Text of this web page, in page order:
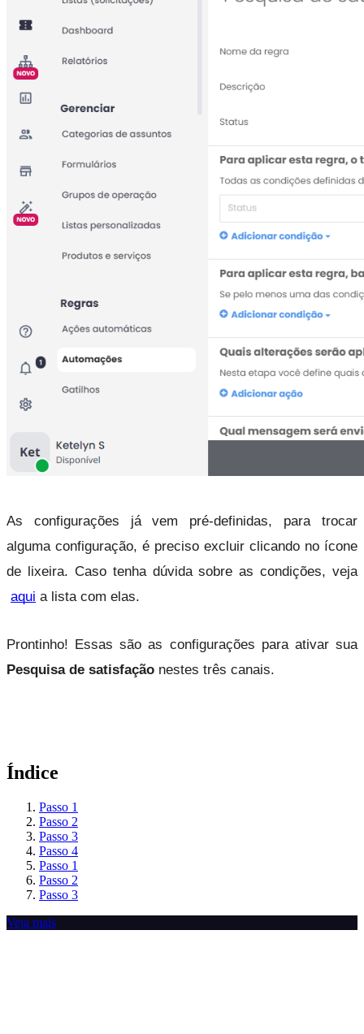
As configurações já vem pré-definidas, para trocar
alguma configuração, é preciso excluir clicando no ícone
de lixeira. Caso tenha dúvida sobre as condições, veja
aqui a lista com elas.
Prontinho! Essas são as configurações para ativar sua
Pesquisa de satisfação nestes três canais.
Índice
Passo 1
Passo 2
Passo 3
Passo 4
Passo 1
Passo 2
Passo 3
Veja mais